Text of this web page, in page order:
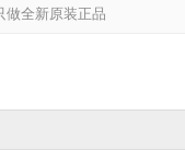
做全新原装正品